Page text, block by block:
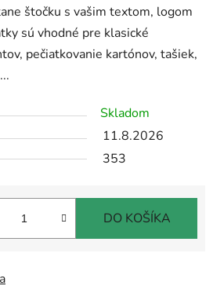
štočku s vašim textom, logom
sú vhodné pre klasické
pečiatkovanie kartónov, tašiek,
Skladom
11.8.2026
353
DO KOŠÍKA